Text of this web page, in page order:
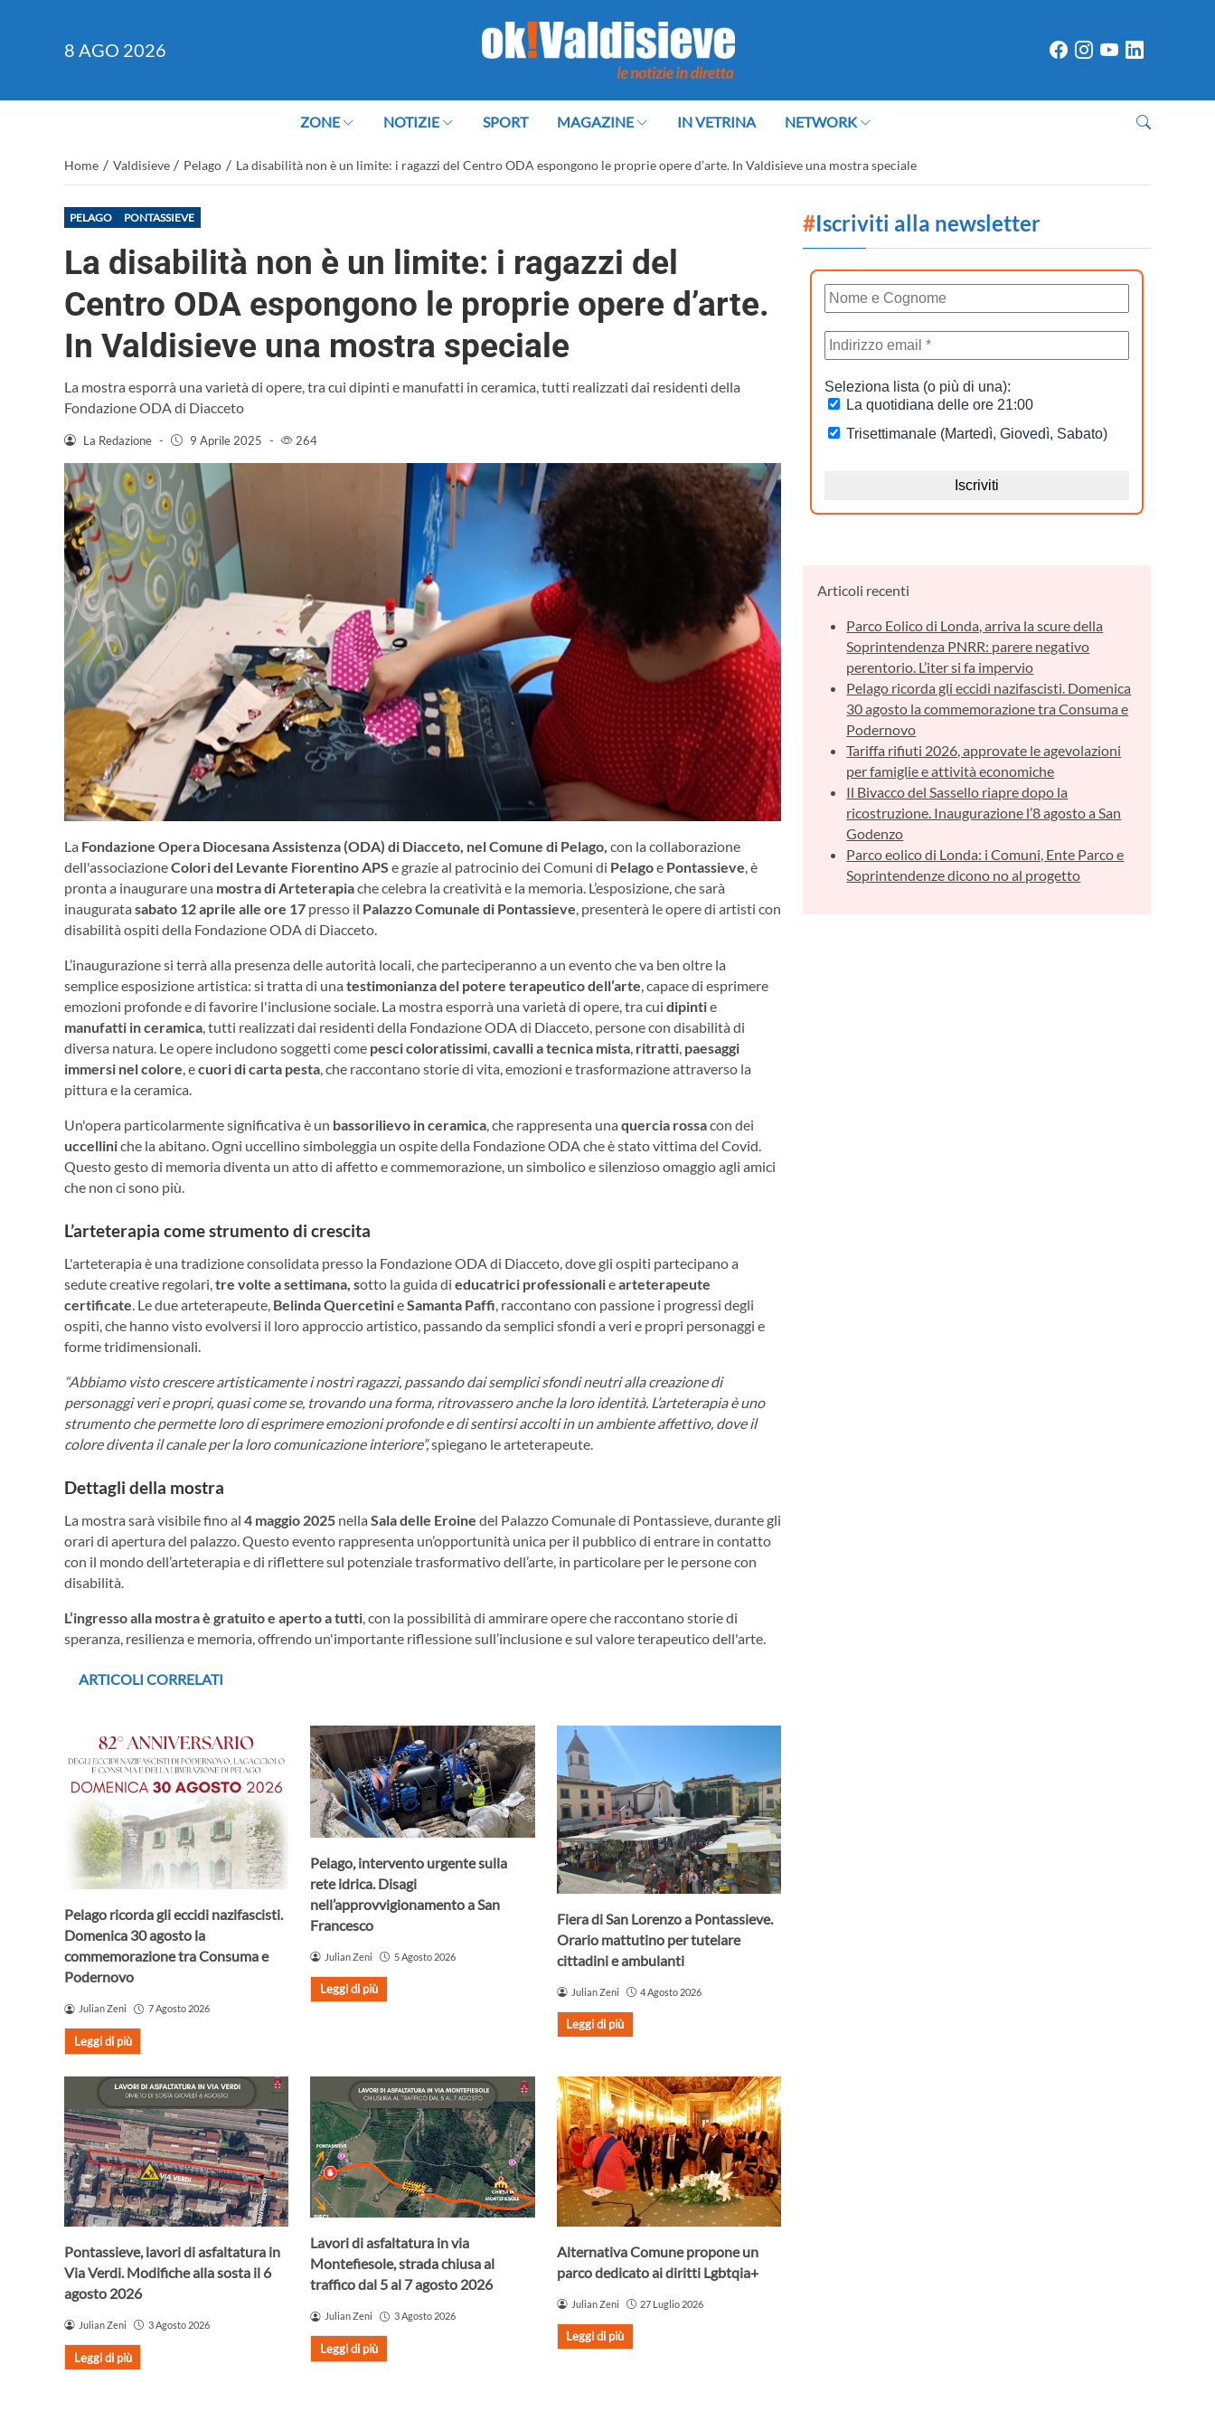
8 AGO 2026
ZONE NOTIZIE SPORT MAGAZINE IN VETRINA NETWORK
Home / Valdisieve / Pelago / La disabilità non è un limite: i ragazzi del Centro ODA espongono le proprie opere d’arte. In Valdisieve una mostra speciale
PELAGO PONTASSIEVE
La disabilità non è un limite: i ragazzi del
Centro ODA espongono le proprie opere d’arte.
In Valdisieve una mostra speciale
La mostra esporrà una varietà di opere, tra cui dipinti e manufatti in ceramica, tutti realizzati dai residenti della
Fondazione ODA di Diacceto
La Redazione - 9 Aprile 2025 - 264
La Fondazione Opera Diocesana Assistenza (ODA) di Diacceto, nel Comune di Pelago, con la collaborazione
dell'associazioneColori del Levante Fiorentino APS e grazie al patrocinio dei Comuni di Pelagoe Pontassieve, è
pronta a inaugurare una mostra di Arteterapiache celebra la creatività e la memoria. L’esposizione, che sarà
inaugurata sabato 12 aprile alle ore 17 presso il Palazzo Comunale di Pontassieve, presenterà le opere di artisti con
disabilità ospiti della Fondazione ODA di Diacceto.
L’inaugurazione si terrà alla presenza delle autorità locali, che parteciperanno a un evento che va ben oltre la
semplice esposizione artistica: si tratta di una testimonianza del potere terapeutico dell’arte, capace di esprimere
emozioni profonde e di favorire l'inclusione sociale. La mostra esporrà una varietà di opere, tra cui dipintie
manufatti in ceramica, tutti realizzati dai residenti della Fondazione ODA di Diacceto, persone con disabilità di
diversa natura. Le opere includono soggetti come pesci coloratissimi,cavalli a tecnica mista, ritratti, paesaggi
immersi nel colore, ecuori di carta pesta, che raccontano storie di vita, emozioni e trasformazione attraverso la
pittura e la ceramica.
Un'opera particolarmente significativa è un bassorilievo in ceramica, che rappresenta una quercia rossacon dei
uccelliniche la abitano. Ogni uccellino simboleggia un ospite della Fondazione ODA che è stato vittima del Covid.
Questo gesto di memoria diventa un atto di affetto e commemorazione, un simbolico e silenzioso omaggio agli amici
che non ci sono più.
L’arteterapia come strumento di crescita
L'arteterapia è una tradizione consolidata presso la Fondazione ODA di Diacceto, dove gli ospiti partecipano a
sedute creative regolari,tre volte a settimana, sotto la guida di educatrici professionaliearteterapeute
certificate. Le due arteterapeute, Belinda QuercetinieSamanta Paffi, raccontano con passione i progressi degli
ospiti, che hanno visto evolversi il loro approccio artistico, passando da semplici sfondi a veri e propri personaggi e
forme tridimensionali.
“Abbiamo visto crescere artisticamente i nostri ragazzi, passando dai semplici sfondi neutri alla creazione di
personaggi veri e propri, quasi come se, trovando una forma, ritrovassero anche la loro identità. L’arteterapia è uno
strumento che permette loro di esprimere emozioni profonde e di sentirsi accolti in un ambiente affettivo, dove il
colore diventa il canale per la loro comunicazione interiore”,spiegano le arteterapeute.
Dettagli della mostra
La mostra sarà visibile fino al 4 maggio 2025 nella Sala delle Eroine del Palazzo Comunale di Pontassieve, durante gli
orari di apertura del palazzo. Questo evento rappresenta un’opportunità unica per il pubblico di entrare in contatto
con il mondo dell’arteterapia e di riflettere sul potenziale trasformativo dell’arte, in particolare per le persone con
disabilità.
L’ingresso alla mostra è gratuito e aperto a tutti , con la possibilità di ammirare opere che raccontano storie di
speranza, resilienza e memoria, offrendo un'importante riflessione sull’inclusione e sul valore terapeutico dell'arte.
ARTICOLI CORRELATI
Pelago ricorda gli eccidi nazifascisti.
Domenica 30 agosto la
commemorazione tra Consuma e
Podernovo
Julian Zeni 7 Agosto 2026
Leggi di più
Pelago, intervento urgente sulla
rete idrica. Disagi
nell’approvvigionamento a San
Francesco
Julian Zeni 5 Agosto 2026
Leggi di più
Fiera di San Lorenzo a Pontassieve.
Orario mattutino per tutelare
cittadini e ambulanti
Julian Zeni 4 Agosto 2026
Leggi di più
Pontassieve, lavori di asfaltatura in
Via Verdi. Modifiche alla sosta il 6
agosto 2026
Julian Zeni 3 Agosto 2026
Leggi di più
Lavori di asfaltatura in via
Montefiesole, strada chiusa al
traffico dal 5 al 7 agosto 2026
Julian Zeni 3 Agosto 2026
Leggi di più
Alternativa Comune propone un
parco dedicato ai diritti Lgbtqia+
Julian Zeni 27 Luglio 2026
Leggi di più
#Iscriviti alla newsletter
Articoli recenti
Parco Eolico di Londa, arriva la scure della
Soprintendenza PNRR: parere negativo
perentorio. L’iter si fa impervio
Pelago ricorda gli eccidi nazifascisti. Domenica
30 agosto la commemorazione tra Consuma e
Podernovo
Tariffa rifiuti 2026, approvate le agevolazioni
per famiglie e attività economiche
Il Bivacco del Sassello riapre dopo la
ricostruzione. Inaugurazione l’8 agosto a San
Godenzo
Parco eolico di Londa: i Comuni, Ente Parco e
Soprintendenze dicono no al progetto